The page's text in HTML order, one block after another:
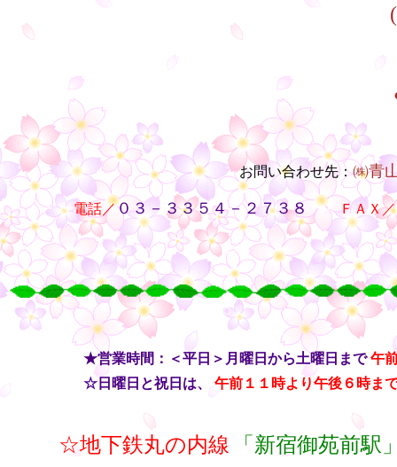
お問い合わせ先：㈱青
・・電話／０３－３３５４－２７３８ ・・ ＦＡＸ／
○
○
○
○
★営業時間：＜平日＞月曜日から土曜日まで 午
☆日曜日と祝日は、 午前１１時より午後６時ま
☆地下鉄丸の内線 「新宿御苑前駅